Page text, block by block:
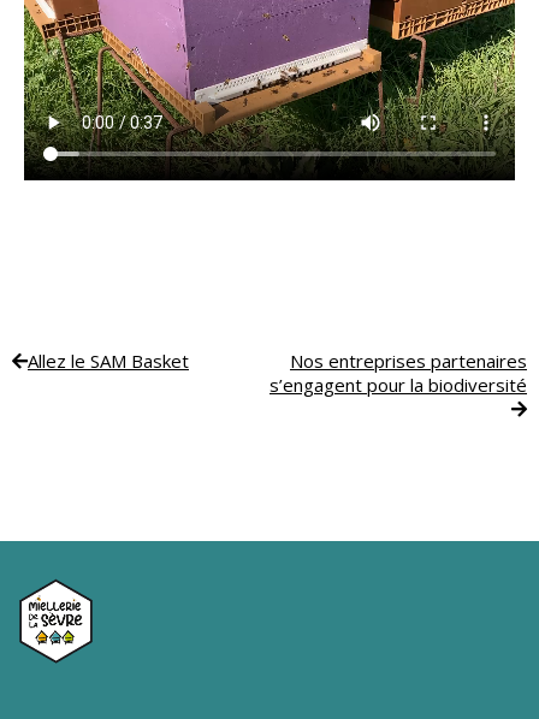
Allez le SAM Basket
Nos entreprises partenaires
s’engagent pour la biodiversité